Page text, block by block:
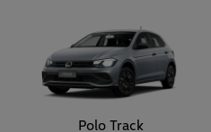
Polo Track